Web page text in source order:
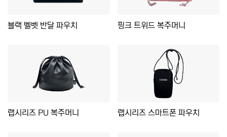
블랙 벨벳 반달 파우치 핑크 트위드 복주머니
랩시리즈 PU 복주머니 랩시리즈 스마트폰 파우치